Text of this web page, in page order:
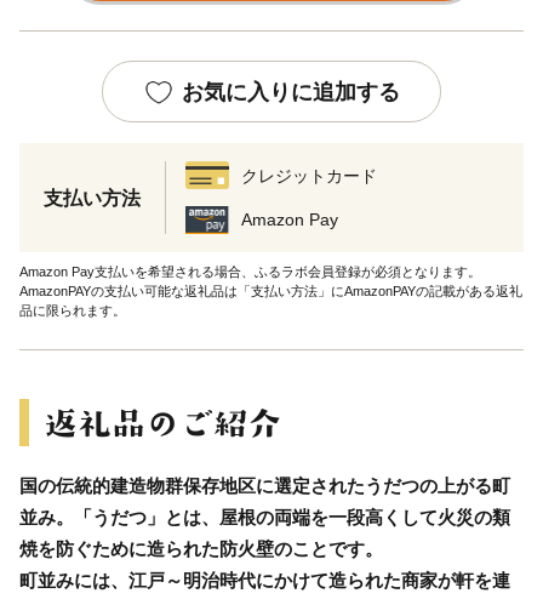
お気に入りに追加する
支払い方法
クレジットカード
Amazon Pay
Amazon Pay支払いを希望される場合、ふるラボ会員登録が必須となります。
AmazonPAYの支払い可能な返礼品は「支払い方法」にAmazonPAYの記載がある返礼
品に限られます。
国の伝統的建造物群保存地区に選定されたうだつの上がる町
並み。「うだつ」とは、屋根の両端を一段高くして火災の類
焼を防ぐために造られた防火壁のことです。
町並みには、江戸～明治時代にかけて造られた商家が軒を連